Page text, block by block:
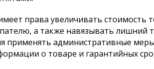
права увеличивать стоимость
а также навязывать лишний
применять административные
о товаре и гарантийных